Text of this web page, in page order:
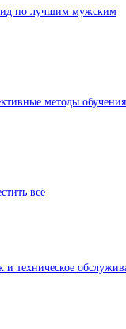
по лучшим мужским
методы
всё
техническое